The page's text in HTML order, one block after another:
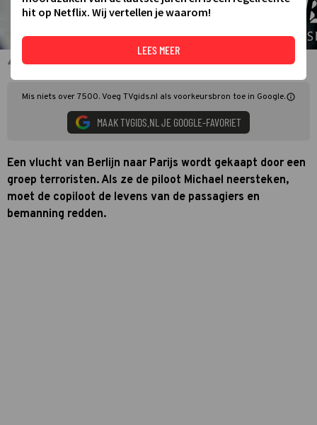
7500
Mis niets over 7500. Voeg TVgids.nl als voorkeursbron toe in Google.
MAAK TVGIDS.NL JE GOOGLE-FAVORIET
Een vlucht van Berlijn naar Parijs wordt gekaapt door een
groep terroristen. Als ze de piloot Michael neersteken,
moet de copiloot de levens van de passagiers en
bemanning redden.
hit op Netflix. Wij vertellen je waarom!
LEES MEER